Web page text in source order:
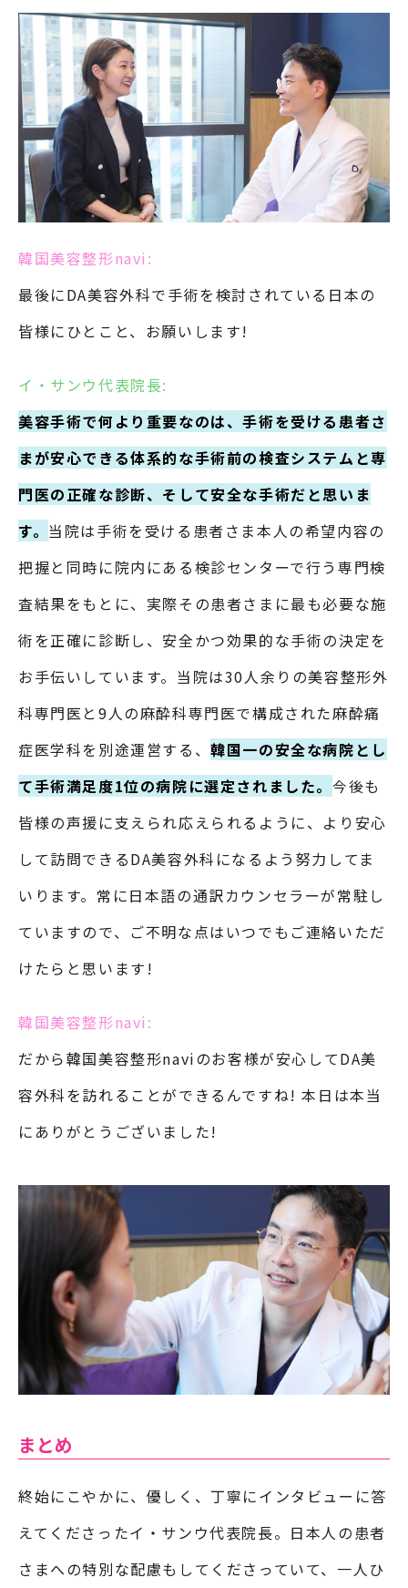
韓国美容整形navi:
最後にDA美容外科で手術を検討されている日本の
皆様にひとこと、お願いします!
イ・サンウ代表院長:
美容手術で何より重要なのは、手術を受ける患者さ
まが安心できる体系的な手術前の検査システムと専
門医の正確な診断、そして安全な手術だと思いま
す。 当院は手術を受ける患者さま本人の希望内容の
把握と同時に院内にある検診センターで行う専門検
査結果をもとに、実際その患者さまに最も必要な施
術を正確に診断し、安全かつ効果的な手術の決定を
お手伝いしています。当院は30人余りの美容整形外
科専門医と9人の麻酔科専門医で構成された麻酔痛
症医学科を別途運営する、韓国一の安全な病院とし
て手術満足度1位の病院に選定されました。今後も
皆様の声援に支えられ応えられるように、より安心
して訪問できるDA美容外科になるよう努力してま
いります。常に日本語の通訳カウンセラーが常駐し
ていますので、ご不明な点はいつでもご連絡いただ
けたらと思います!
韓国美容整形navi:
だから韓国美容整形naviのお客様が安心してDA美
容外科を訪れることができるんですね! 本日は本当
にありがとうございました!
まとめ
終始にこやかに、優しく、丁寧にインタビューに答
えてくださったイ・サンウ代表院長。日本人の患者
さまへの特別な配慮もしてくださっていて、一人ひ